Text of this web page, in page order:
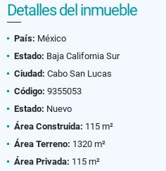
Detalles del inmueble
País: México
Estado: Baja California Sur
Ciudad: Cabo San Lucas
Código: 9355053
Estado: Nuevo
Área Construida: 115 m²
Área Terreno: 1320 m²
Área Privada: 115 m²